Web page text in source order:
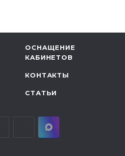
ОСНАЩЕНИЕ
КАБИНЕТОВ
КОНТАКТЫ
СТАТЬИ